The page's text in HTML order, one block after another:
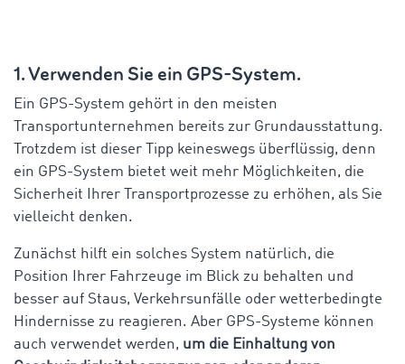
1. Verwenden Sie ein GPS-System.
Ein GPS-System gehört in den meisten
Transportunternehmen bereits zur Grundausstattung.
Trotzdem ist dieser Tipp keineswegs überflüssig, denn
ein GPS-System bietet weit mehr Möglichkeiten, die
Sicherheit Ihrer Transportprozesse zu erhöhen, als Sie
vielleicht denken.
Zunächst hilft ein solches System natürlich, die
Position Ihrer Fahrzeuge im Blick zu behalten und
besser auf Staus, Verkehrsunfälle oder wetterbedingte
Hindernisse zu reagieren. Aber GPS-Systeme können
auch verwendet werden, um die Einhaltung von